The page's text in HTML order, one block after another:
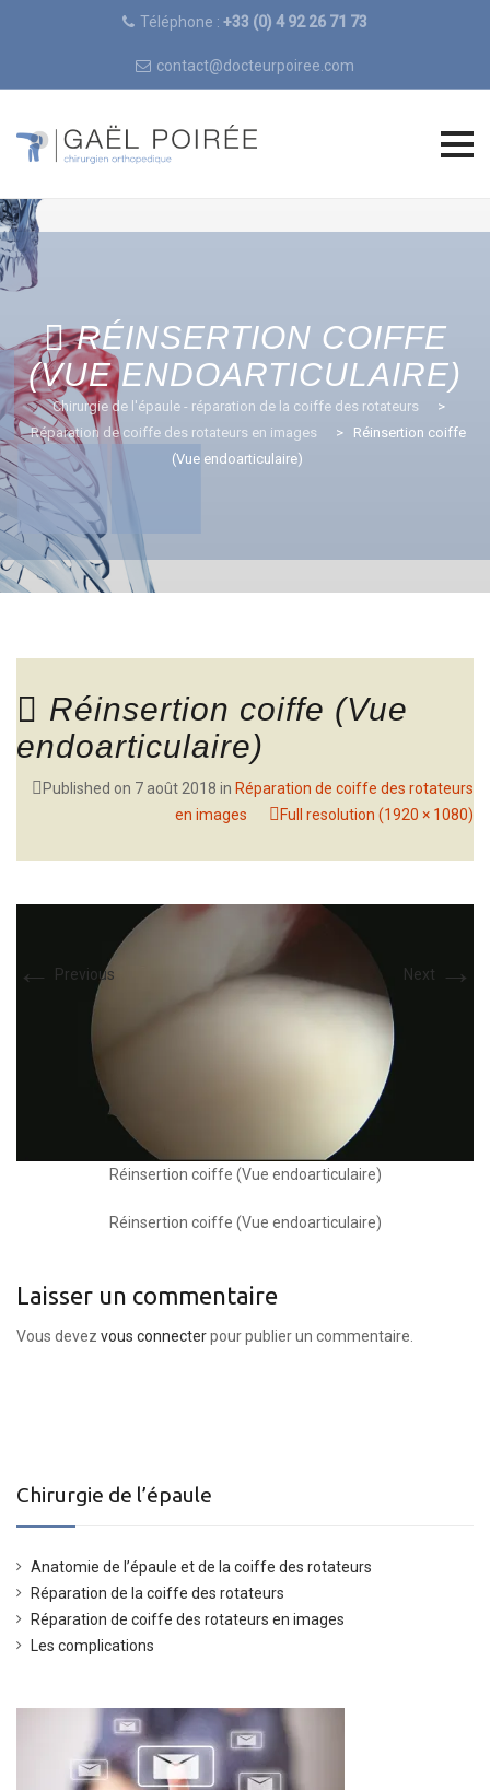
Téléphone : +33 (0) 4 92 26 71 73
contact@docteurpoiree.com
Skip
to
content
RÉINSERTION COIFFE
(VUE ENDOARTICULAIRE)
Chirurgie de l'épaule - réparation de la coiffe des rotateurs
>
Réparation de coiffe des rotateurs en images
>
Réinsertion coiffe
(Vue endoarticulaire)
Réinsertion coiffe (Vue
endoarticulaire)
Published on 7 août 2018 in Réparation de coiffe des rotateurs
en images
Full resolution (1920 × 1080)
← Previous Next →
Réinsertion coiffe (Vue endoarticulaire)
Réinsertion coiffe (Vue endoarticulaire)
Laisser un commentaire
Vous devez vous connecterpour publier un commentaire.
Chirurgie de l’épaule
Anatomie de l’épaule et de la coiffe des rotateurs
Réparation de la coiffe des rotateurs
Réparation de coiffe des rotateurs en images
Les complications